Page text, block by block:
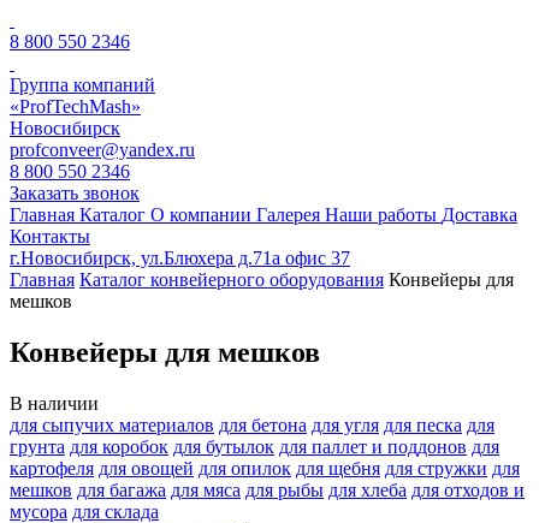
8 800 550 2346
Группа компаний
«ProfTechMash»
Новосибирск
profconveer@yandex.ru
8 800 550 2346
Заказать звонок
Главная Каталог О компании Галерея Наши работы Доставка
Контакты
г.Новосибирск, ул.Блюхера д.71а офис 37
Главная Каталог конвейерного оборудования Конвейеры для
мешков
Конвейеры для мешков
В наличии
для сыпучих материалов для бетона для угля для песка для
грунта для коробок для бутылок для паллет и поддонов для
картофеля для овощей для опилок для щебня для стружки для
мешков для багажа для мяса для рыбы для хлеба для отходов и
мусора для склада